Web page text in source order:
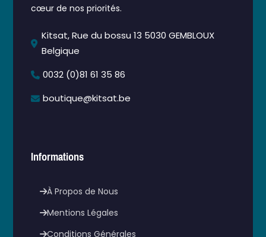
cœur de nos priorités.
Kitsat, Rue du bossu 13 5030 GEMBLOUX
Belgique
0032 (0)81 61 35 86
boutique@kitsat.be
Informations
À Propos de Nous
Mentions Légales
Conditions Générales